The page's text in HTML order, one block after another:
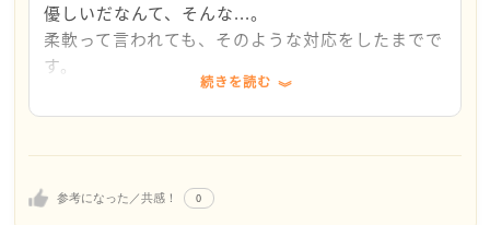
お母様は普段から、小声でお話しされるとの
ことなので、お母様からすると「いつも通りに話して
いるのに」「いま説明したのに」とイライラするのか
もしれませんね。
となので、内容的に大事に至らないようなことでした
参考になった／共感！ 0
優しいだなんて、そんな...。
柔軟って言われても、そのような対応をしたまでで
す。
返事、ありがとうございます。
続きを読む